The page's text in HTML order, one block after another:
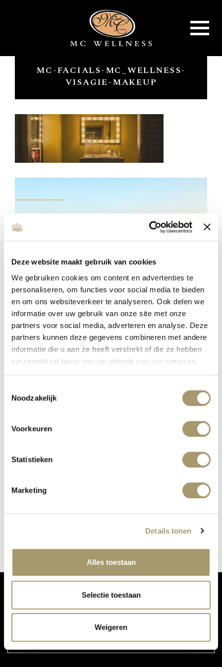
Deze website maakt gebruik van cookies
We gebruiken cookies om content en advertenties te
personaliseren, om functies voor social media te bieden
en om ons websiteverkeer te analyseren. Ook delen we
informatie over uw gebruik van onze site met onze
partners voor social media, adverteren en analyse. Deze
partners kunnen deze gegevens combineren met andere
informatie die u aan ze heeft verstrekt of die ze hebben
verzameld op basis van uw gebruik van hun services.
Noodzakelijk
Voorkeuren
Statistieken
Marketing
Details tonen
Alles toestaan
Selectie toestaan
Weigeren
Toggle
MC-FACIALS-MC_WELLNESS-
VISAGIE-MAKEUP
ENERGIZE YOUR SOUL –
DRIEDAAGSE RETRAITE
gepubliceerd op: 18 oktober 2022
lees meer
MIS ONZE UPDATES NIET: